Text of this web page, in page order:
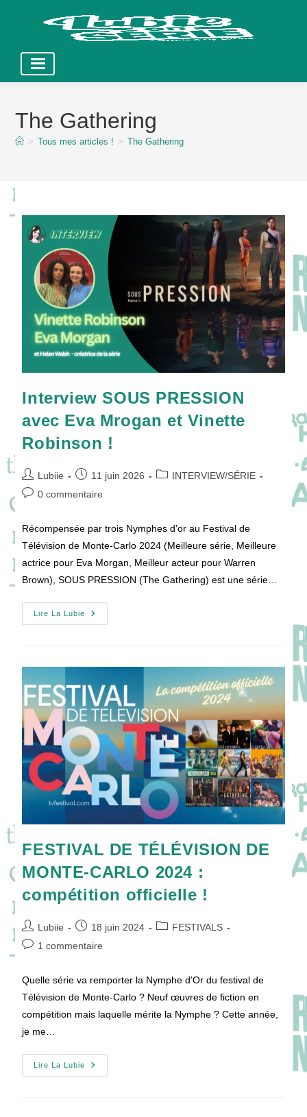
The Gathering
> Tous mes articles ! > The Gathering
Interview SOUS PRESSION
avec Eva Mrogan et Vinette
Robinson !
Auteur/autrice
de
Lubiie
Publication
publiée :
11 juin 2026
PostINTERVIEW/SÉRIE
Commentaires
publication :
0 commentaire
Récompensée par trois Nymphes d’or au Festival de
Télévision de Monte-Carlo 2024 (Meilleure série, Meilleure
actrice pour Eva Morgan, Meilleur acteur pour Warren
Brown), SOUS PRESSION (The Gathering) est une série…
Lire La Lubie
Interview
SOUS
Robinson
FESTIVAL DE TÉLÉVISION DE
MONTE-CARLO 2024 :
compétition officielle !
Auteur/autrice
de
Lubiie
Publication
publiée :
18 juin 2024
PostFESTIVALS
Commentaires
publication :
1 commentaire
Quelle série va remporter la Nymphe d’Or du festival de
Télévision de Monte-Carlo ? Neuf œuvres de fiction en
compétition mais laquelle mérite la Nymphe ? Cette année,
je me…
Lire La Lubie
FESTIVAL
DE